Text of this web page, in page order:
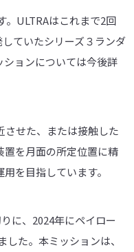
。ULTRAはこれまで2回
ていたシリーズ３ランダ
ションについては今後詳
させた、または接触した
を月面の所定位置に精
を目指しています。
に、2024年にペイロー
た。本ミッションは、